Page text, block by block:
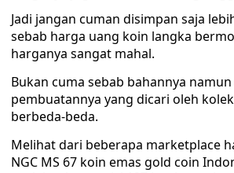
Jadi jangan cuman disimpan saja
sebab harga uang koin langka
harganya sangat mahal.
Bukan cuma sebab bahannya
pembuatannya yang dicari oleh
berbeda-beda.
Melihat dari beberapa marketplace
NGC MS 67 koin emas gold coin